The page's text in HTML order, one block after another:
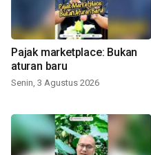
Pajak marketplace: Bukan
aturan baru
Senin, 3 Agustus 2026